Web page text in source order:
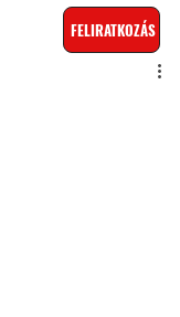
FELIRATKOZÁS